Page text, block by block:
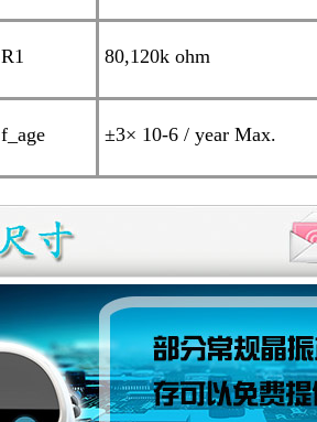
R1 80,120k ohm
f_age ±3× 10-6 / year Max.